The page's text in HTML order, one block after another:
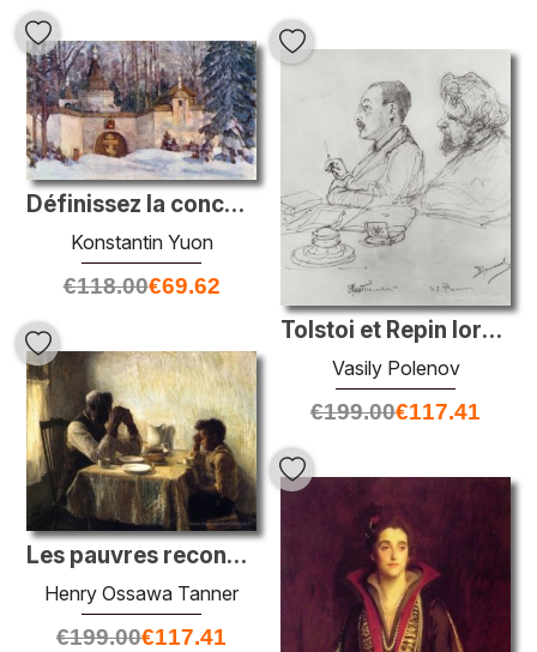
Définissez la conception de l'opéra de Glinka. Le monastère dans
Konstantin Yuon
€118.00€69.62
Tolstoi et Repin lors d'une réunion de l'Académie des arts
Vasily Polenov
€199.00€117.41
Les pauvres reconnaissants
Henry Ossawa Tanner
€199.00€117.41